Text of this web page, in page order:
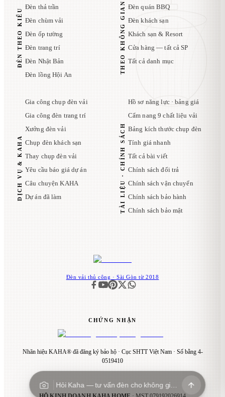
ĐÈN THEO KIỂU
Đèn thả trần
Đèn chùm vải
Đèn ốp tường
Đèn trang trí
Đèn Nhật Bản
Đèn lồng Hội An
THEO KHÔNG GIAN Đèn quán BBQ
Đèn khách sạn
Khách sạn & Resort
Cửa hàng — tất cả SP
Tất cả danh mục
DỊCH VỤ & KAHA
Gia công chụp đèn vải
Gia công đèn trang trí
Xưởng đèn vải
Chụp đèn khách sạn
Thay chụp đèn vải
Yêu cầu báo giá dự án
Câu chuyện KAHA
Dự án đã làm
TÀI LIỆU · CHÍNH SÁCH
Hồ sơ năng lực · bảng giá
Cẩm nang 9 chất liệu vải
Bảng kích thước chụp đèn
Tính giá nhanh
Tất cả bài viết
Chính sách đổi trả
Chính sách vận chuyển
Chính sách bảo hành
Chính sách bảo mật
Đèn vải thủ công · Sài Gòn từ 2018
CHỨNG NHẬN
Nhãn hiệu KAHA® đã đăng ký bảo hộ · Cục SHTT Việt Nam · Số bằng 4-
0519410
Hỏi Kaha — tư vấn đèn cho không gian…